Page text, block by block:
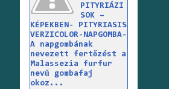
PITYRIÁZI
SOK –
KÉPEKBEN- PITYRIASIS
VERZICOLOR-NAPGOMBA-
A napgombának
nevezett fertőzést a
Malassezia furfur
nevű gombafaj
okoz...